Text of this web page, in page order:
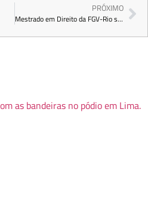
PRÓXIMO
Mestrado em Direito da FGV-Rio sai pela primeira vez da sede e abre curso